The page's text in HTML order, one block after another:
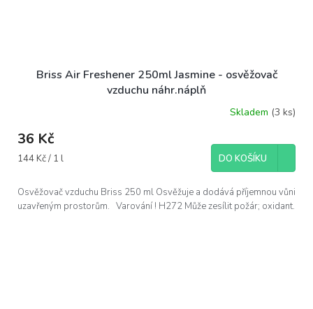
Briss Air Freshener 250ml Jasmine - osvěžovač
vzduchu náhr.náplň
Skladem (3 ks)
36 Kč
Měrná
144 Kč / 1 l DO KOŠÍKU
Osvěžovač vzduchu Briss 250 ml Osvěžuje a dodává příjemnou vůni
uzavřeným prostorům. Varování ! H272 Může zesílit požár; oxidant.